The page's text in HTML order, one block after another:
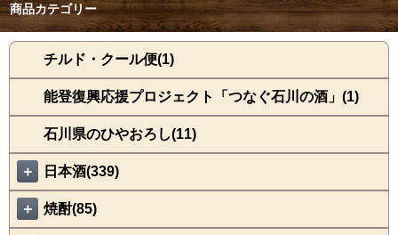
商品カテゴリー
チルド・クール便(1)
能登復興応援プロジェクト「つなぐ石川の酒」(1)
石川県のひやおろし(11)
＋ 日本酒(339)
＋ 焼酎(85)